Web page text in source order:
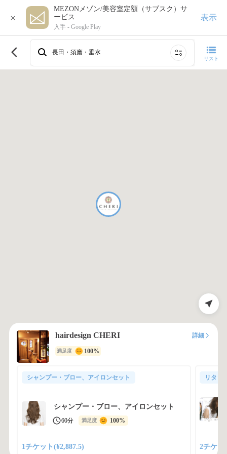
×
MEZONメゾン/美容室定額（サブスク）サ
ービス
入手 - Google Play
表示
長田・須磨・垂水
リスト
このエリアで再検索する
hairdesign CHERI 詳細
満足度 100%
シャンプー・ブロー、アイロンセット
シャンプー・ブロー、アイロンセット
60分 満足度 100%
1チケット(¥2,887.5)
リタッ
2チケッ